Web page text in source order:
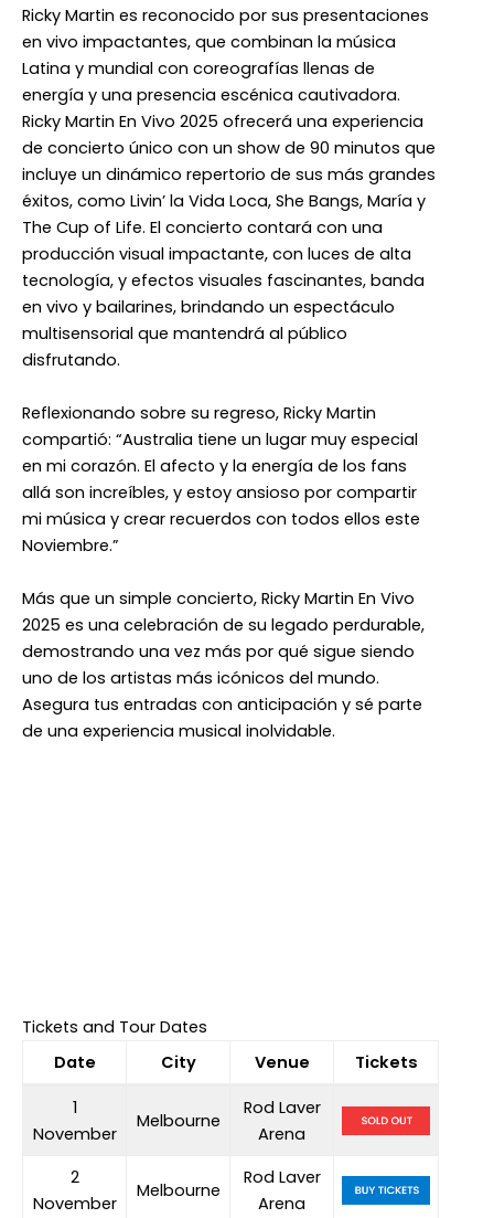
Ricky Martin es reconocido por sus presentaciones
en vivo impactantes, que combinan la música
Latina y mundial con coreografías llenas de
energía y una presencia escénica cautivadora.
Ricky Martin En Vivo 2025 ofrecerá una experiencia
de concierto único con un show de 90 minutos que
incluye un dinámico repertorio de sus más grandes
éxitos, como Livin’ la Vida Loca, She Bangs, María y
The Cup of Life. El concierto contará con una
producción visual impactante, con luces de alta
tecnología, y efectos visuales fascinantes, banda
en vivo y bailarines, brindando un espectáculo
multisensorial que mantendrá al público
disfrutando.
Reflexionando sobre su regreso, Ricky Martin
compartió: “Australia tiene un lugar muy especial
en mi corazón. El afecto y la energía de los fans
allá son increíbles, y estoy ansioso por compartir
mi música y crear recuerdos con todos ellos este
Noviembre.”
Más que un simple concierto, Ricky Martin En Vivo
2025 es una celebración de su legado perdurable,
demostrando una vez más por qué sigue siendo
uno de los artistas más icónicos del mundo.
Asegura tus entradas con anticipación y sé parte
de una experiencia musical inolvidable.
Tickets and Tour Dates
Date
City Venue Tickets
1
November
Melbourne
Rod Laver
Arena
2
November
Melbourne
Rod Laver
Arena